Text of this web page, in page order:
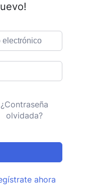
¿Contraseña
olvidada?
ahora